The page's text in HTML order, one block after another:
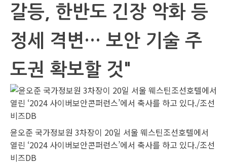
갈등, 한반도 긴장 악화 등
정세 격변… 보안 기술 주
도권 확보할 것"
윤오준 국가정보원 3차장이 20일 서울 웨스틴조선호텔에서
열린 ‘2024 사이버보안콘퍼런스’에서 축사를 하고 있다./조선
비즈DB